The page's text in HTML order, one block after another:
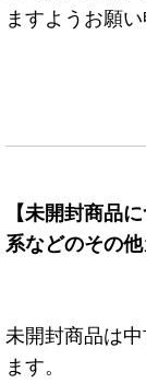
ますようお願い
【未開封商品
系などのその他
未開封商品は
ます。